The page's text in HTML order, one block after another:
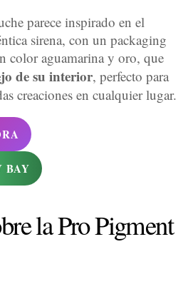
parece inspirado en el
sirena, con un packaging
color aguamarina y oro, que
de su interior, perfecto para
creaciones en cualquier lugar.
BAY
la Pro Pigment